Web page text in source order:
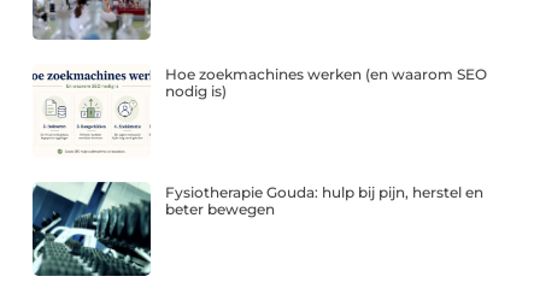
Hoe zoekmachines werken (en waarom SEO
nodig is)
Fysiotherapie Gouda: hulp bij pijn, herstel en
beter bewegen